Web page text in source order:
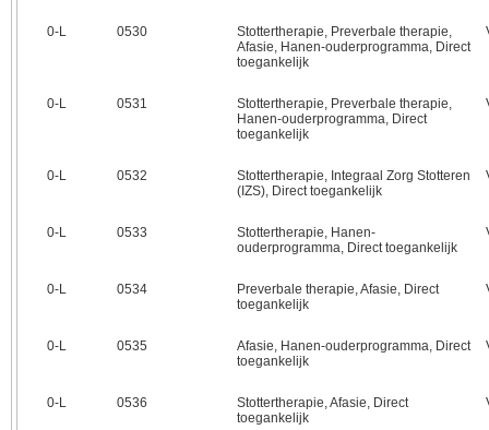
0‑L 0530
Stottertherapie, Preverbale therapie,
Afasie, Hanen-ouderprogramma, Direct
toegankelijk
0‑L 0531
Stottertherapie, Preverbale therapie,
Hanen-ouderprogramma, Direct
toegankelijk
0‑L 0532
Stottertherapie, Integraal Zorg Stotteren
(IZS), Direct toegankelijk
0‑L 0533
Stottertherapie, Hanen-
ouderprogramma, Direct toegankelijk
0‑L 0534
Preverbale therapie, Afasie, Direct
toegankelijk
0‑L 0535
Afasie, Hanen-ouderprogramma, Direct
toegankelijk
0‑L 0536
Stottertherapie, Afasie, Direct
toegankelijk